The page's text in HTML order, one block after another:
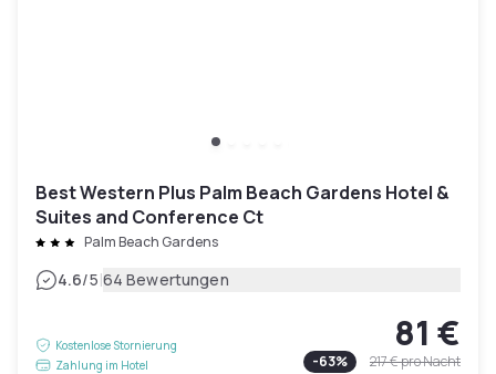
Best Western Plus Palm Beach Gardens Hotel &
Suites and Conference Ct
Palm Beach Gardens
4.6/5|64 Bewertungen
Kostenlose Stornierung
Zahlung im Hotel
81 €
-63% 217 €pro Nacht